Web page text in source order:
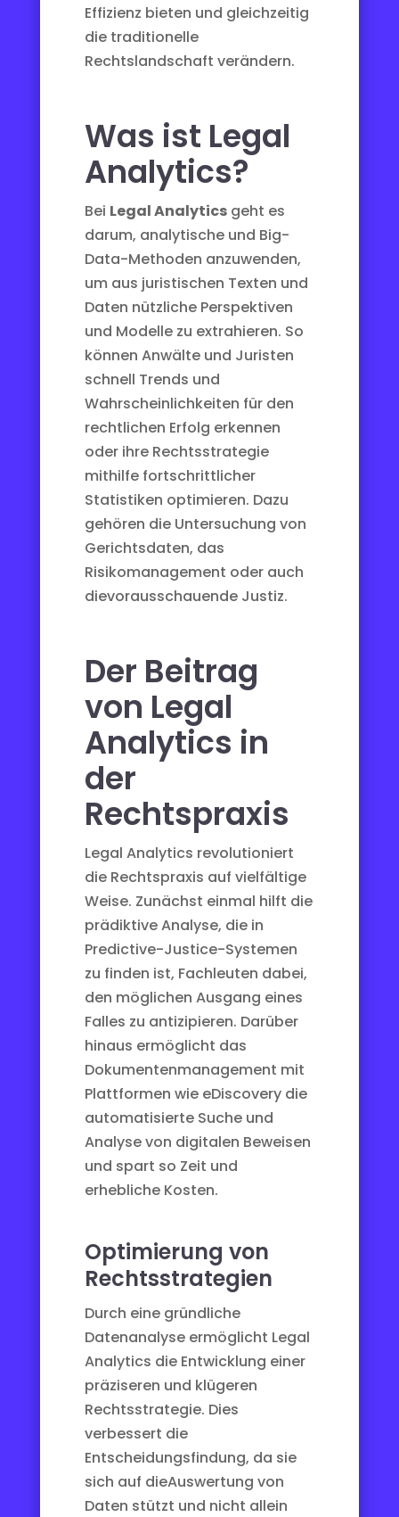
Effizienz bieten und gleichzeitig
die traditionelle
Rechtslandschaft verändern.
Was ist Legal
Analytics?
Bei Legal Analyticsgeht es
darum, analytische und Big-
Data-Methoden anzuwenden,
um aus juristischen Texten und
Daten nützliche Perspektiven
und Modelle zu extrahieren. So
können Anwälte und Juristen
schnell Trends und
Wahrscheinlichkeiten für den
rechtlichen Erfolg erkennen
oder ihre Rechtsstrategie
mithilfe fortschrittlicher
Statistiken optimieren. Dazu
gehören die Untersuchung von
Gerichtsdaten, das
Risikomanagement oder auch
dievorausschauende Justiz.
Der Beitrag
von Legal
Analytics in
der
Rechtspraxis
Legal Analytics revolutioniert
die Rechtspraxis auf vielfältige
Weise. Zunächst einmal hilft die
prädiktive Analyse, die in
Predictive-Justice-Systemen
zu finden ist, Fachleuten dabei,
den möglichen Ausgang eines
Falles zu antizipieren. Darüber
hinaus ermöglicht das
Dokumentenmanagement mit
Plattformen wie eDiscoverydie
automatisierte Suche und
Analyse von digitalen Beweisen
und spart so Zeit und
erhebliche Kosten.
Optimierung von
Rechtsstrategien
Durch eine gründliche
Datenanalyse ermöglicht Legal
Analytics die Entwicklung einer
präziseren und klügeren
Rechtsstrategie. Dies
verbessert die
Entscheidungsfindung, da sie
sich auf dieAuswertung von
Daten stützt und nicht allein